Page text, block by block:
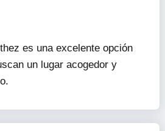
es una excelente opción
un lugar acogedor y